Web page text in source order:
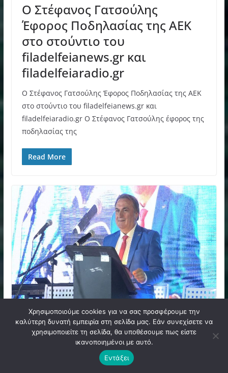
Ο Στέφανος Γατσούλης
Έφορος Ποδηλασίας της ΑΕΚ
στο στούντιο του
filadelfeianews.gr και
filadelfeiaradio.gr
Ο Στέφανος Γατσούλης Έφορος Ποδηλασίας της ΑΕΚ
στο στούντιο του filadelfeianews.gr και
filadelfeiaradio.gr Ο Στέφανος Γατσούλης έφορος της
ποδηλασίας της
Read More
ΤΟΠΙΚΑ ΝΕΑ
12 Οκτωβρίου 2023 Filadelfeia News
Ανακοίνωση Στέφανου
Χρησιμοποιούμε cookies για να σας προσφέρουμε την
καλύτερη δυνατή εμπειρία στη σελίδα μας. Εάν συνεχίσετε να
χρησιμοποιείτε τη σελίδα, θα υποθέσουμε πως είστε
ικανοποιημένοι με αυτό.
Εντάξει